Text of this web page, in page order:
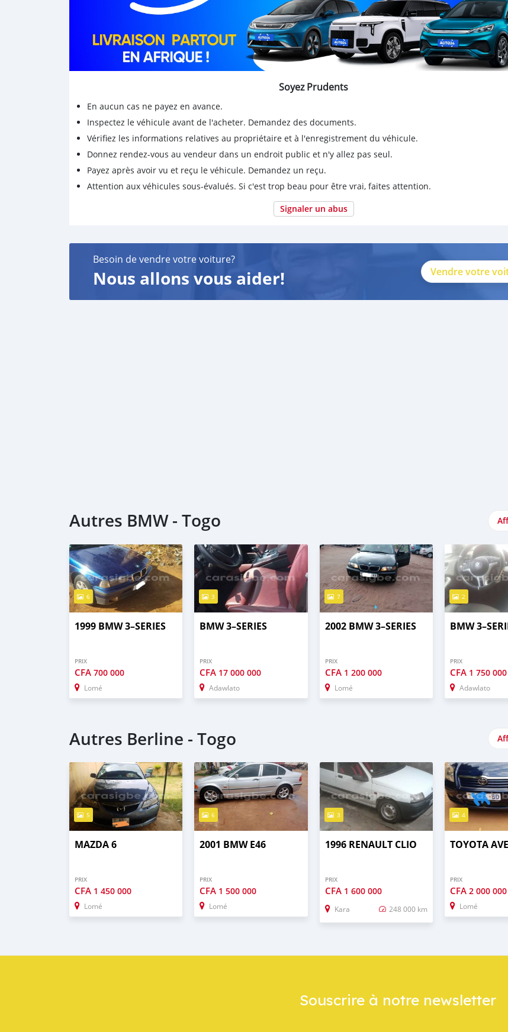
Soyez Prudents
En aucun cas ne payez en avance.
Inspectez le véhicule avant de l'acheter. Demandez des documents.
Vérifiez les informations relatives au propriétaire et à l'enregistrement du véhicule.
Donnez rendez-vous au vendeur dans un endroit public et n'y allez pas seul.
Payez après avoir vu et reçu le véhicule. Demandez un reçu.
Attention aux véhicules sous-évalués. Si c'est trop beau pour être vrai, faites attention.
Signaler un abus
Besoin de vendre votre voiture?
Nous allons vous aider! Vendre votre
Autres BMW - Togo
6
1999 BMW 3–SERIES
PRIX
CFA 700 000
Lomé
3
BMW 3–SERIES
PRIX
CFA 17 000 000
Adawlato
7
2002 BMW 3–SERIES
PRIX
CFA 1 200 000
Lomé
2
BMW
PRIX
CFA 1 750 000
Adawlato
Autres Berline - Togo
5
MAZDA 6
PRIX
CFA 1 450 000
Lomé
6
2001 BMW E46
PRIX
CFA 1 500 000
Lomé
3
1996 RENAULT CLIO
PRIX
CFA 1 600 000
Kara 248 000 km
4
TOYOTA
PRIX
CFA 2 000 000
Lomé
Souscrire à notre newsletter